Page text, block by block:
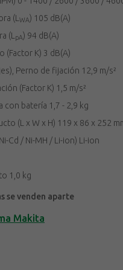
(L WA) 105 dB(A)
(L pA) 94 dB(A)
(Factor K) 3 dB(A)
Perno de fijación 12,9 m/s²
(Factor K) 1,5 m/s²
con batería 1,7 - 2,9 kg
(L x W x H) 119 x 86 x 252
Cd / Ni-MH / Li-ion) Li-ion
1,0 kg
se venden aparte
Makita